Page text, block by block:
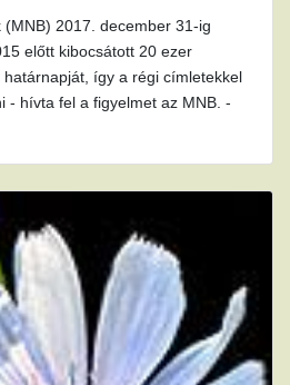
2017. december 31-ig
előtt kibocsátott 20 ezer
így a régi címletekkel
- hívta fel a figyelmet az MNB. -